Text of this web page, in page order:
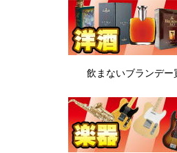
飲まないブランデー